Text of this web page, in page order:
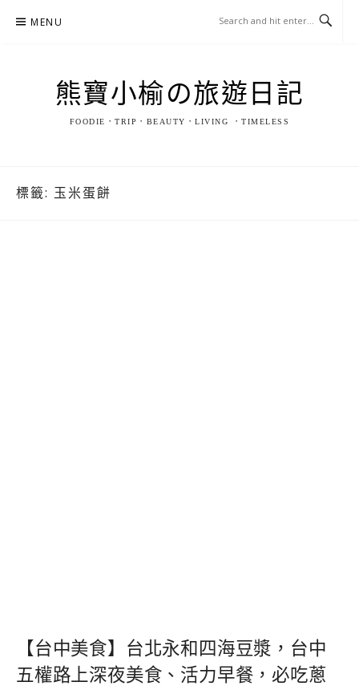
MENU
熊寶小榆の旅遊日記
FOODIE．TRIP．BEAUTY．LIVING ．TIMELESS
標籤: 玉米蛋餅
【台中美食】台北永和四海豆漿，台中
五權路上深夜美食、活力早餐，必吃蔥